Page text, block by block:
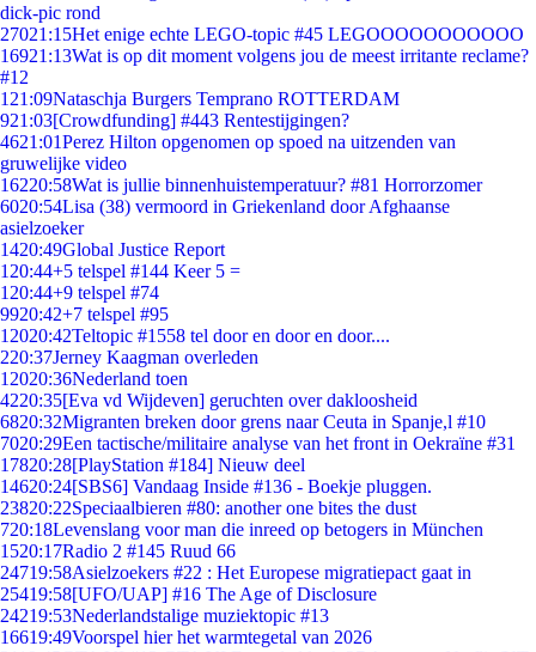
dick-pic rond
27021:15Het enige echte LEGO-topic #45 LEGOOOOOOOOOOO
16921:13Wat is op dit moment volgens jou de meest irritante reclame?
#12
1 21:09Nataschja Burgers Temprano ROTTERDAM
921:03[Crowdfunding] #443 Rentestijgingen?
4621:01Perez Hilton opgenomen op spoed na uitzenden van
gruwelijke video
16220:58Wat is jullie binnenhuistemperatuur? #81 Horrorzomer
6020:54Lisa (38) vermoord in Griekenland door Afghaanse
asielzoeker
1420:49Global Justice Report
1 20:44+5 telspel #144 Keer 5 =
1 20:44+9 telspel #74
9920:42+7 telspel #95
12020:42Teltopic #1558 tel door en door en door....
220:37Jerney Kaagman overleden
12020:36Nederland toen
4220:35[Eva vd Wijdeven] geruchten over dakloosheid
6820:32Migranten breken door grens naar Ceuta in Spanje,l #10
7020:29Een tactische/militaire analyse van het front in Oekraïne #31
17820:28[PlayStation #184] Nieuw deel
14620:24[SBS6] Vandaag Inside #136 - Boekje pluggen.
23820:22Speciaalbieren #80: another one bites the dust
720:18Levenslang voor man die inreed op betogers in München
1520:17Radio 2 #145 Ruud 66
24719:58Asielzoekers #22 : Het Europese migratiepact gaat in
25419:58[UFO/UAP] #16 The Age of Disclosure
24219:53Nederlandstalige muziektopic #13
16619:49Voorspel hier het warmtegetal van 2026